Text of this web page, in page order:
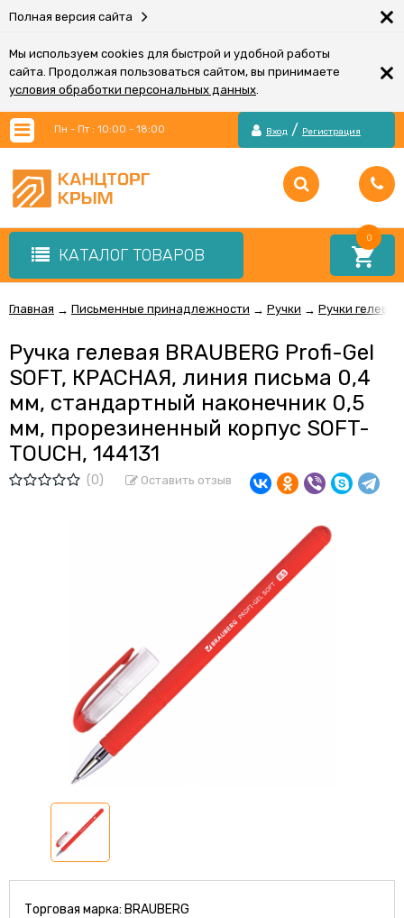
Полная версия сайта ×
Мы используем cookies для быстрой и удобной работы
сайта. Продолжая пользоваться сайтом, вы принимаете
условия обработки персональных данных.
×
Пн - Пт : 10:00 - 18:00 Вход / Регистрация
КАТАЛОГ ТОВАРОВ
0
Главная → Письменные принадлежности → Ручки → Ручки гелевые
Ручка гелевая BRAUBERG Profi-Gel
SOFT, КРАСНАЯ, линия письма 0,4
мм, стандартный наконечник 0,5
мм, прорезиненный корпус SOFT-
TOUCH, 144131
(0) Оставить отзыв
Торговая марка: BRAUBERG